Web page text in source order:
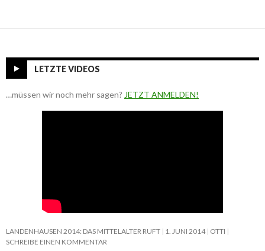
LETZTE VIDEOS
…müssen wir noch mehr sagen? JETZT ANMELDEN!
LANDENHAUSEN 2014: DAS MITTELALTER RUFT 1. JUNI 2014 OTTI
SCHREIBE EINEN KOMMENTAR